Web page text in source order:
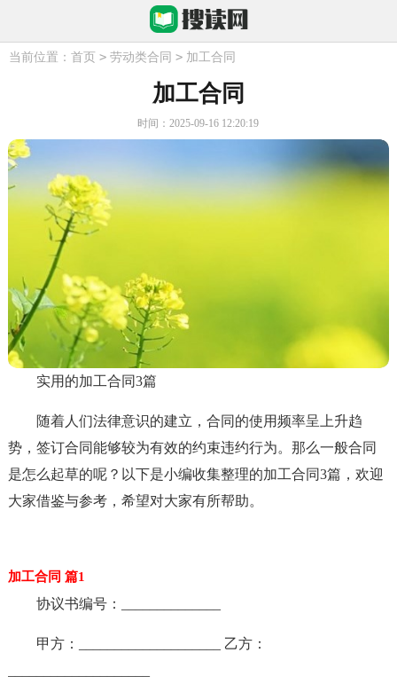
当前位置： 首页 > 劳动类合同 > 加工合同
加工合同
时间：2025-09-16 12:20:19
实用的加工合同3篇
随着人们法律意识的建立，合同的使用频率呈上升趋
势，签订合同能够较为有效的约束违约行为。那么一般合同
是怎么起草的呢？以下是小编收集整理的加工合同3篇，欢迎
大家借鉴与参考，希望对大家有所帮助。
加工合同 篇1
协议书编号：______________
甲方：____________________ 乙方：